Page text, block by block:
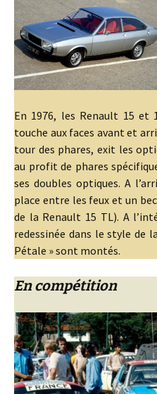
En 1976, les Renault 15 et
touche aux faces avant et
tour des phares, exit les
au profit de phares
ses doubles optiques. A
place entre les feux et un
de la Renault 15 TL). A
redessinée dans le style de
Pétale » sont montés.
En compétition